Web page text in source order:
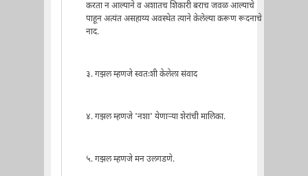
करता न आल्याने व अशातच शिकारी बराच जवळ आल्याचे
पाहून अत्यंत असहाय्य अवस्थेत त्याने केलेल्या करूण रूदनाचे
नाद.
३. गझल म्हणजे स्वतःशी केलेला संवाद
४. गझल म्हणजे 'नशा' येणार्‍या शेरांची मालिका.
५. गझल म्हणजे मन उलगडणे.